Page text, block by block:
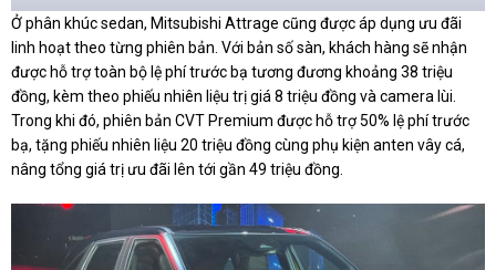
Ở phân khúc sedan, Mitsubishi Attrage cũng được áp dụng ưu đãi
linh hoạt theo từng phiên bản. Với bản số sàn, khách hàng sẽ nhận
được hỗ trợ toàn bộ lệ phí trước bạ tương đương khoảng 38 triệu
đồng, kèm theo phiếu nhiên liệu trị giá 8 triệu đồng và camera lùi.
Trong khi đó, phiên bản CVT Premium được hỗ trợ 50% lệ phí trước
bạ, tặng phiếu nhiên liệu 20 triệu đồng cùng phụ kiện anten vây cá,
nâng tổng giá trị ưu đãi lên tới gần 49 triệu đồng.